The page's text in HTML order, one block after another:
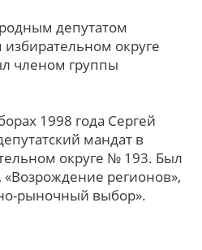
депутатом
округе
членом группы
1998 года Сергей
мандат в
округе № 193. Был
регионов»,
рыночный выбор».